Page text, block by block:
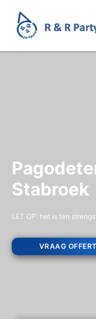
Stabroek
LET OP: het is ten
VRAAG